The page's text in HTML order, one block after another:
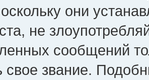
они
не
сообщений
свое звание.